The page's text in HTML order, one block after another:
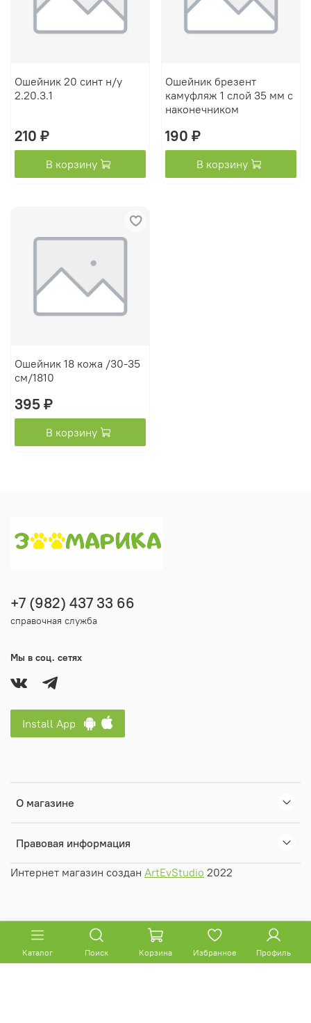
Ошейник 20 синт н/у
2.20.3.1
210 ₽
В корзину
Ошейник брезент
камуфляж 1 слой 35 мм с
наконечником
190 ₽
В корзину
Ошейник 18 кожа /30-35
см/1810
395 ₽
В корзину
О магазине
Правовая информация
+7 (982) 437 33 66
справочная служба
Мы в соц. сетях
Install App
Интернет магазин создан ArtEvStudio 2022
Каталог Поиск Корзина Избранное Профиль